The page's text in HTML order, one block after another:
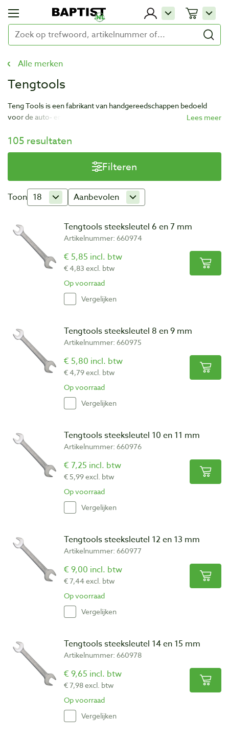
Alle merken
Tengtools
Teng Tools is een fabrikant van handgereedschappen bedoeld
voor de auto- en motorbranche en machinebouw. Het bedrijf
handige opbergsystemen. De gereedschappen van Teng Tools
zijn geschikt voor de professionele vakman.
105 resultaten
Filteren
Toon 18 Aanbevolen
Tengtools steeksleutel 6 en 7 mm
Artikelnummer: 660974
€ 5,85 incl. btw
€ 4,83 excl. btw
Op voorraad
Vergelijken
Tengtools steeksleutel 8 en 9 mm
Artikelnummer: 660975
€ 5,80 incl. btw
€ 4,79 excl. btw
Op voorraad
Vergelijken
Tengtools steeksleutel 10 en 11 mm
Artikelnummer: 660976
€ 7,25 incl. btw
€ 5,99 excl. btw
Op voorraad
Vergelijken
Tengtools steeksleutel 12 en 13 mm
Artikelnummer: 660977
€ 9,00 incl. btw
€ 7,44 excl. btw
Op voorraad
Vergelijken
Tengtools steeksleutel 14 en 15 mm
Artikelnummer: 660978
€ 9,65 incl. btw
€ 7,98 excl. btw
Op voorraad
Vergelijken